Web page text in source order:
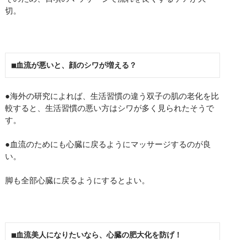
切。
■血流が悪いと、顔のシワが増える？
●海外の研究によれば、生活習慣の違う双子の肌の老化を比
較すると、生活習慣の悪い方はシワが多く見られたそうで
す。
●血流のためにも心臓に戻るようにマッサージするのが良
い。
脚も全部心臓に戻るようにするとよい。
■血流美人になりたいなら、心臓の肥大化を防げ！